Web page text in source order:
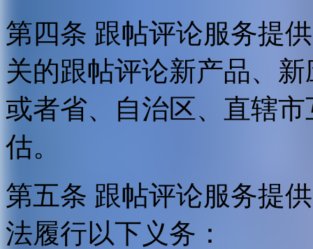
第四条 跟帖评论服务提
关的跟帖评论新产品、
或者省、自治区、直辖
估。
第五条 跟帖评论服务提
法履行以下义务：